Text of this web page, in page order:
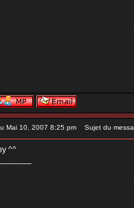
Mai 10, 2007 8:25 pm Sujet du
^^